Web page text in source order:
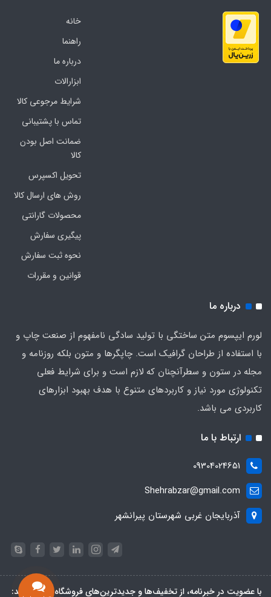
خانه
راهنما
درباره ما
ابزارالات
شرایط مرجوعی کالا
تماس با پشتیبانی
ضمانت اصل بودن
کالا
تحویل اکسپرس
روش های ارسال کالا
محصولات گارانتی
پیگیری سفارش
نحوه ثبت سفارش
قوانین و مقررات
درباره ما
لورم ایپسوم متن ساختگی با تولید سادگی نامفهوم از صنعت چاپ و
با استفاده از طراحان گرافیک است. چاپگرها و متون بلکه روزنامه و
مجله در ستون و سطرآنچنان که لازم است و برای شرایط فعلی
تکنولوژی مورد نیاز و کاربردهای متنوع با هدف بهبود ابزارهای
کاربردی می باشد.
ارتباط با ما
09304024651
Shehrabzar@gmail.com
آذربایجان غربی شهرستان پیرانشهر
با عضویت در خبرنامه، از تخفیف‌ها و جدیدترین‌های فروشگاه باخبر شوید: